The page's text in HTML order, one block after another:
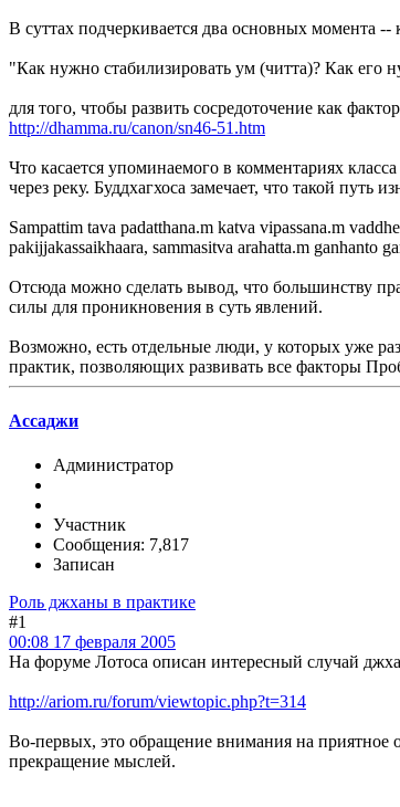
В суттах подчеркивается два основных момента
"Как нужно стабилизировать ум (читта)? Как его
для того, чтобы развить сосредоточение как
http://dhamma.ru/canon/sn46-51.htm
Что касается упоминаемого в комментариях
через реку. Буддхагхоса замечает, что такой путь
Sampattim tava padatthana.m katva vipassana.m
pakiјјakassaіkhaara, sammasitva arahatta.m
Отсюда можно сделать вывод, что большинству
силы для проникновения в суть явлений.
Возможно, есть отдельные люди, у которых уже
практик, позволяющих развивать все факторы
Ассаджи
Администратор
Участник
Сообщения: 7,817
Записан
Роль джханы в практике
#1
00:08 17 февраля 2005
На форуме Лотоса описан интересный случай
http://ariom.ru/forum/viewtopic.php?t=314
Во-первых, это обращение внимания на приятное
прекращение мыслей.